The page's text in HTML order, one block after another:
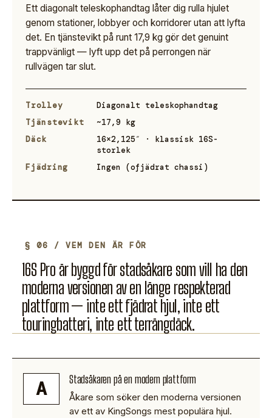
Ett diagonalt teleskophandtag låter dig rulla hjulet
genom stationer, lobbyer och korridorer utan att lyfta
det. En tjänstevikt på runt 17,9 kg gör det genuint
trappvänligt — lyft upp det på perrongen när
rullvägen tar slut.
Trolley
Diagonalt teleskophandtag
Tjänstevikt
~17,9 kg
Däck
16×2,125″ · klassisk 16S-
storlek
Fjädring
Ingen (ofjädrat chassi)
§ 06 / VEM DEN ÄR FÖR
16S Pro är byggd för stadsåkare som vill ha den
moderna versionen av en länge respekterad
plattform — inte ett fjädrat hjul, inte ett
touringbatteri, inte ett terrängdäck.
A Stadsåkaren på en modern plattform
Åkare som söker den moderna versionen
av ett av KingSongs mest populära hjul.